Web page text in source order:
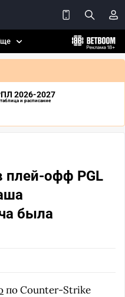
2026-2027
таблица и расписание
плей-офф PGL
была
по Counter-Strike